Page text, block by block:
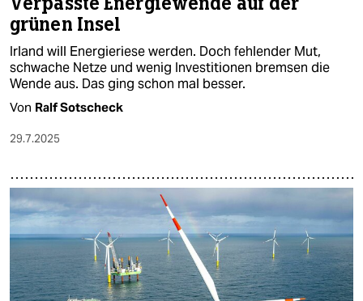
grünen Insel
Irland will Energieriese werden. Doch fehlender Mut,
schwache Netze und wenig Investitionen bremsen die
Wende aus. Das ging schon mal besser.
Von Ralf Sotscheck
29.7.2025